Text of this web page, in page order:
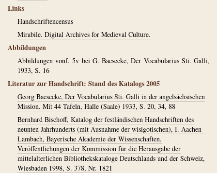
Links
Handschriftencensus
Mirabile. Digital Archives for Medieval Culture.
Abbildungen
Abbildungen vonf. 5v bei G. Baesecke, Der Vocabularius Sti. Galli,
1933, S. 16
Literatur zur Handschrift: Stand des Katalogs 2005
Georg Baesecke, Der Vocabularius Sti. Galli in der angelsächsischen
Mission. Mit 44 Tafeln, Halle (Saale) 1933, S. 20, 34, 88
Bernhard Bischoff, Katalog der festländischen Handschriften des
neunten Jahrhunderts (mit Ausnahme der wisigotischen), I. Aachen -
Lambach, Bayerische Akademie der Wissenschaften.
Veröffentlichungen der Kommission für die Herausgabe der
mittelalterlichen Bibliothekskataloge Deutschlands und der Schweiz,
Wiesbaden 1998, S. 378, Nr. 1821